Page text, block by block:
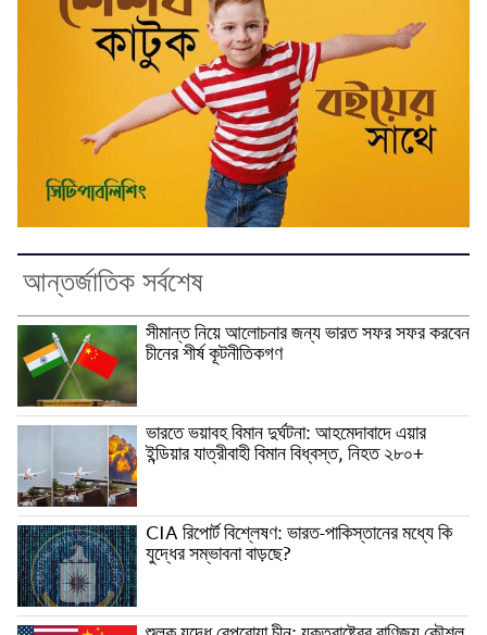
আন্তর্জাতিক সর্বশেষ
সীমান্ত নিয়ে আলোচনার জন্য ভারত সফর সফর করবেন
চীনের শীর্ষ কূটনীতিকগণ
ভারতে ভয়াবহ বিমান দুর্ঘটনা: আহমেদাবাদে এয়ার
ইন্ডিয়ার যাত্রীবাহী বিমান বিধ্বস্ত, নিহত ২৮০+
CIA রিপোর্ট বিশ্লেষণ: ভারত-পাকিস্তানের মধ্যে কি
যুদ্ধের সম্ভাবনা বাড়ছে?